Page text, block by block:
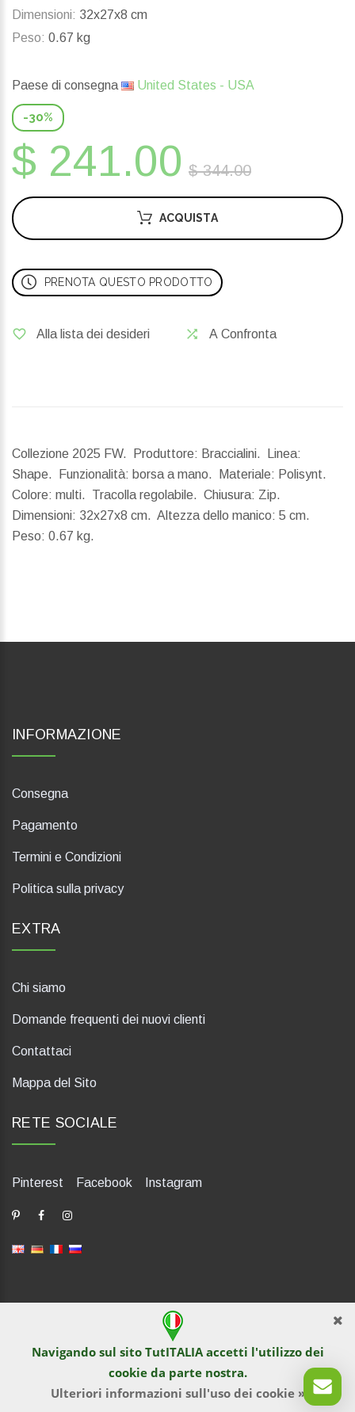
Dimensioni: 32x27x8 cm
Peso: 0.67 kg
Paese di consegna United States - USA
-30%
$ 241.00 $ 344.00
ACQUISTA
PRENOTA QUESTO PRODOTTO
Alla lista dei desideri A Confronta
Collezione 2025 FW. Produttore: Braccialini. Linea:
Shape. Funzionalità: borsa a mano. Materiale: Polisynt.
Colore: multi. Tracolla regolabile. Chiusura: Zip.
Dimensioni: 32x27x8 cm. Altezza dello manico: 5 cm.
Peso: 0.67 kg.
Navigando sul sito TutITALIA accetti l'utilizzo dei
cookieda parte nostra.
Ulteriori informazioni sull'uso dei cookie »
INFORMAZIONE
Consegna
Pagamento
Termini e Condizioni
Politica sulla privacy
EXTRA
Chi siamo
Domande frequenti dei nuovi clienti
Contattaci
Mappa del Sito
RETE SOCIALE
Pinterest Facebook Instagram
dP Motion Media. Via La Piana 430, 47835 Saludecio (RN), Italia.
Numero REA: RN410802. P.IVA: 04421580400. Tel +39 0541
1480041
© TutITALIA 2013-2026. Materiali contenuti appartengono in via
esclusiva a TutITALIA e ne è vietata la riproduzione o altra forma
di utilizzazione.